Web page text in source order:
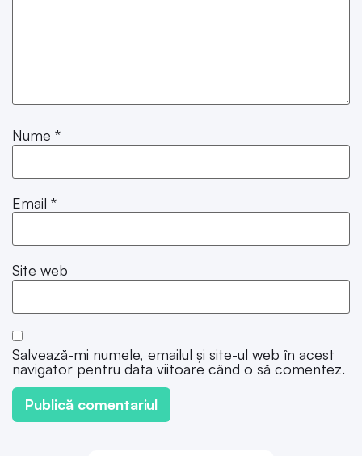
Nume *
Email *
Site web
Salvează-mi numele, emailul și site-ul web în acest
navigator pentru data viitoare când o să comentez.